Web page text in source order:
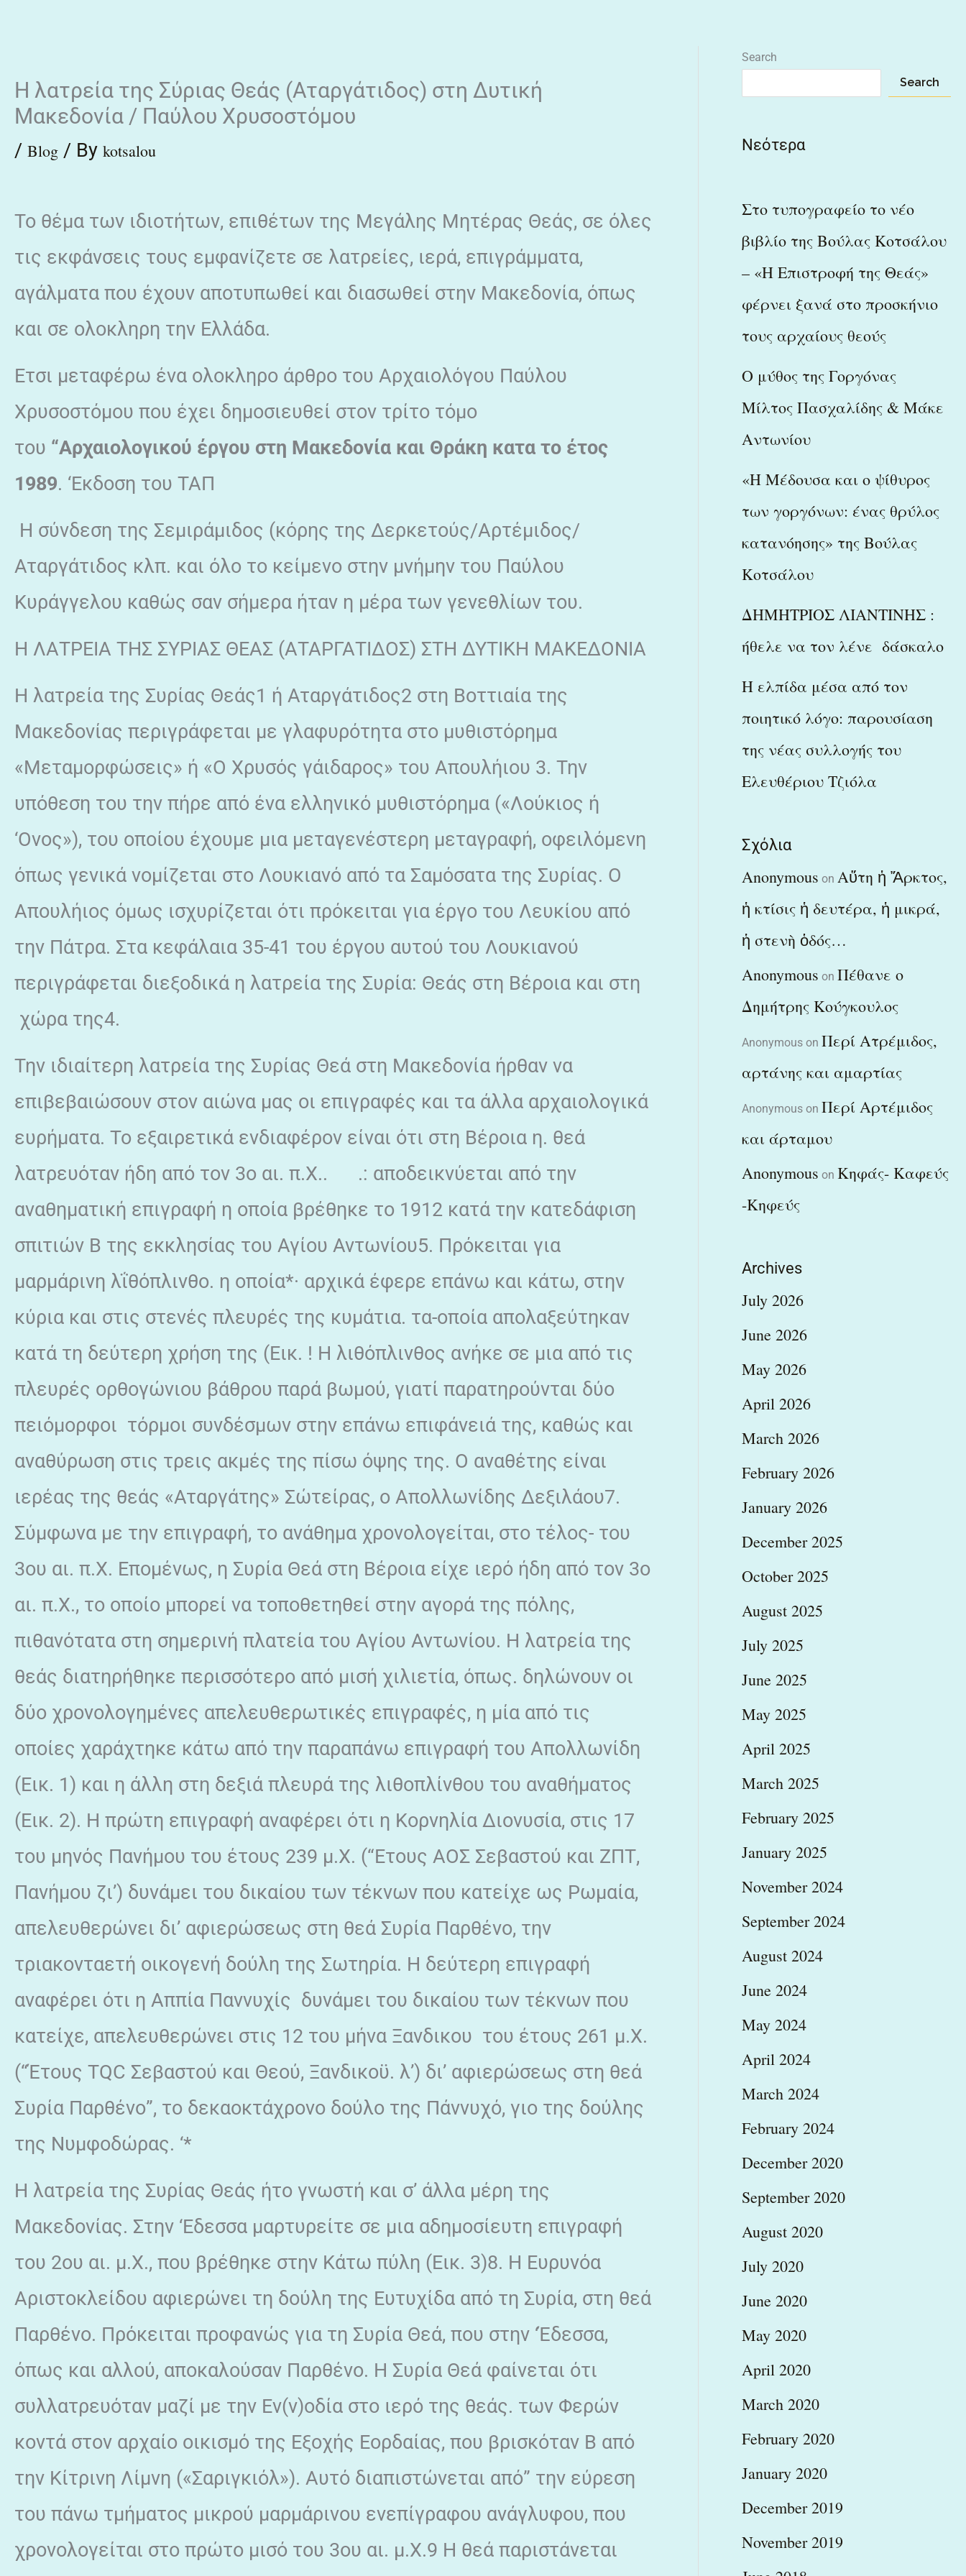
H λατρεία της Σύριας Θεάς (Αταργάτιδος) στη Δυτική
Μακεδονία / Παύλου Χρυσοστόμου
/ Blog / By kotsalou
Το θέμα των ιδιοτήτων, επιθέτων της Μεγάλης Μητέρας Θεάς, σε όλες
τις εκφάνσεις τους εμφανίζετε σε λατρείες, ιερά, επιγράμματα,
αγάλματα που έχουν αποτυπωθεί και διασωθεί στην Μακεδονία, όπως
και σε ολοκληρη την Ελλάδα.
Ετσι μεταφέρω ένα ολοκληρο άρθρο του Αρχαιολόγου Παύλου
Χρυσοστόμου που έχει δημοσιευθεί στον τρίτο τόμο
του “Αρχαιολογικού έργου στη Μακεδονία και Θράκη κατα το έτος
1989. ‘Εκδοση του ΤΑΠ
Η σύνδεση της Σεμιράμιδος (κόρης της Δερκετούς/Αρτέμιδος/
Αταργάτιδος κλπ. και όλο το κείμενο στην μνήμην του Παύλου
Κυράγγελου καθώς σαν σήμερα ήταν η μέρα των γενεθλίων του.
Η ΛΑΤΡΕΙΑ ΤΗΣ ΣΥΡΙΑΣ ΘΕΑΣ (ΑΤΑΡΓΑΤΙΔΟΣ) ΣΤΗ ΔΥΤΙΚΗ ΜΑΚΕΔΟΝΙΑ
Η λατρεία της Συρίας Θεάς1 ή Αταργάτιδος2 στη Βοττιαία της
Μακεδονίας περιγράφεται με γλαφυρότητα στο μυθιστόρημα
«Μεταμορφώσεις» ή «Ο Χρυσός γάιδαρος» του Απουλήιου 3. Την
υπόθεση του την πήρε από ένα ελληνικό μυθιστόρημα («Λούκιος ή
‘Ονος»), του οποίου έχουμε μια μεταγενέστερη μεταγραφή, οφειλόμενη
όπως γενικά νομίζεται στο Λουκιανό από τα Σαμόσατα της Συρίας. Ο
Απουλήιος όμως ισχυρίζεται ότι πρόκειται για έργο του Λευκίου από
την Πάτρα. Στα κεφάλαια 35-41 του έργου αυτού του Λουκιανού
περιγράφεται διεξοδικά η λατρεία της Συρία: Θεάς στη Βέροια και στη
χώρα της4.
Την ιδιαίτερη λατρεία της Συρίας Θεά στη Μακεδονία ήρθαν να
επιβεβαιώσουν στον αιώνα μας οι επιγραφές και τα άλλα αρχαιολογικά
ευρήματα. Το εξαιρετικά ενδιαφέρον είναι ότι στη Βέροια η. θεά
λατρευόταν ήδη από τον 3ο αι. π.Χ.. .: αποδεικνύεται από την
αναθηματική επιγραφή η οποία βρέθηκε το 1912 κατά την κατεδάφιση
σπιτιών Β της εκκλησίας του Αγίου Αντωνίου5. Πρόκειται για
μαρμάρινη λΐθόπλινθο. η οποία*· αρχικά έφερε επάνω και κάτω, στην
κύρια και στις στενές πλευρές της κυμάτια. τα-οποία απολαξεύτηκαν
κατά τη δεύτερη χρήση της (Εικ. ! Η λιθόπλινθος ανήκε σε μια από τις
πλευρές ορθογώνιου βάθρου παρά βωμού, γιατί παρατηρούνται δύο
πειόμορφοι τόρμοι συνδέσμων στην επάνω επιφάνειά της, καθώς και
αναθύρωση στις τρεις ακμές της πίσω όψης της. Ο αναθέτης είναι
ιερέας της θεάς «Αταργάτης» Σώτείρας, ο Απολλωνίδης Δεξιλάου7.
Σύμφωνα με την επιγραφή, το ανάθημα χρονολογείται, στο τέλος- του
3ου αι. π.Χ. Επομένως, η Συρία Θεά στη Βέροια είχε ιερό ήδη από τον 3ο
αι. π.Χ., το οποίο μπορεί να τοποθετηθεί στην αγορά της πόλης,
πιθανότατα στη σημερινή πλατεία του Αγίου Αντωνίου. Η λατρεία της
θεάς διατηρήθηκε περισσότερο από μισή χιλιετία, όπως. δηλώνουν oι
δύο χρο­νολογημένες απελευθερωτικές επιγραφές, η μία από τις
οποίες χαράχτηκε κάτω από την παραπάνω επιγραφή του Απολλωνίδη
(Εικ. 1) και η άλλη στη δεξιά πλευρά της λιθοπλίνθου του αναθήματος
(Εικ. 2). Η πρώτη επιγραφή αναφέρει ότι η Κορνηλία Διονυσία, στις 17
του μηνός Πανήμου του έτους 239 μ.Χ. (“Ετους ΑΟΣ Σεβαστού και ΖΠΤ,
Πανήμου ζι’) δυνάμει του δικαίου των τέκνων που κατείχε ως Ρωμαία,
απελευθερώνει δι’ αφιερώσεως στη θεά Συρία Παρθένο, την
τριακονταετή οικογενή δούλη της Σωτηρία. Η δεύτερη επιγραφή
αναφέρει ότι η Αππία Παννυχίς δυνάμει του δικαίου των τέκνων που
κατείχε, απελευθερώνει στις 12 του μήνα Ξανδικου του έτους 261 μ.Χ.
(“Έτους TQC Σεβαστού και Θεού, Ξανδικοϋ. λ’) δι’ αφιερώσεως στη θεά
Συρία Παρθένο”, το δεκαοκτάχρονο δούλο της Πάννυχό, γιο της δούλης
της Νυμφοδώρας. ‘*
Η λατρεία της Συρίας Θεάς ήτο γνωστή και σ’ άλλα μέρη της
Μακεδονίας. Στην ‘Εδεσσα μαρτυρείτε σε μια αδημοσίευτη επιγραφή
του 2ου αι. μ.Χ., που βρέθηκε στην Κάτω πύλη (Εικ. 3)8. Η Ευρυνόα
Αριστοκλείδου αφιερώνει τη δούλη της Ευτυχίδα από τη Συρία, στη θεά
Παρθένο. Πρόκειται προφανώς για τη Συρία Θεά, που στην ‘Έδεσσα,
όπως και αλλού, αποκαλούσαν Παρθένο. Η Συρία Θεά φαίνεται ότι
συλλατρευόταν μαζί με την Εν(ν)οδία στο ιερό της θεάς. των Φερών
κοντά στον αρχαίο οικισμό της Εξοχής Εορδαίας, που βρισκόταν Β από
την Κίτρινη Λίμνη («Σαριγκιόλ»). Αυτό διαπιστώνεται από” την εύρεση
του πάνω τμήματος μικρού μαρμάρινου ενεπίγραφου ανάγλυφου, που
χρονολογείται στο πρώτο μισό του 3ου αι. μ.Χ.9 Η θεά παριστάνεται
Search
Search
Νεότερα
Στο τυπογραφείο το νέο
βιβλίο της Βούλας Κοτσάλου
– «Η Επιστροφή της Θεάς»
φέρνει ξανά στο προσκήνιο
τους αρχαίους θεούς
Ο μύθος της Γοργόνας
Μίλτος Πασχαλίδης & Μάκε
Αντωνίου
«Η Μέδουσα και ο ψίθυρος
των γοργόνων: ένας θρύλος
κατανόησης» της Βούλας
Κοτσάλου
ΔΗΜΗΤΡΙΟΣ ΛΙΑΝΤΙΝΗΣ :
ήθελε να τον λένε δάσκαλο
Η ελπίδα μέσα από τον
ποιητικό λόγο: παρουσίαση
της νέας συλλογής του
Ελευθέριου Τζιόλα
Σχόλια
Anonymous on Αὕτη ἡ Ἄρκτος,
ἡ κτίσις ἡ δευτέρα, ἡ μικρά,
ἡ στενὴ ὁδός…
Anonymous on Πέθανε ο
Δημήτρης Κούγκουλος
Anonymouson Περί Ατρέμιδος,
αρτάνης και αμαρτίας
Anonymouson Περί Αρτέμιδος
και άρταμου
Anonymous on Κηφάς- Καφεύς
-Κηφεύς
Archives
July 2026
June 2026
May 2026
April 2026
March 2026
February 2026
January 2026
December 2025
October 2025
August 2025
July 2025
June 2025
May 2025
April 2025
March 2025
February 2025
January 2025
November 2024
September 2024
August 2024
June 2024
May 2024
April 2024
March 2024
February 2024
December 2020
September 2020
August 2020
July 2020
June 2020
May 2020
April 2020
March 2020
February 2020
January 2020
December 2019
November 2019